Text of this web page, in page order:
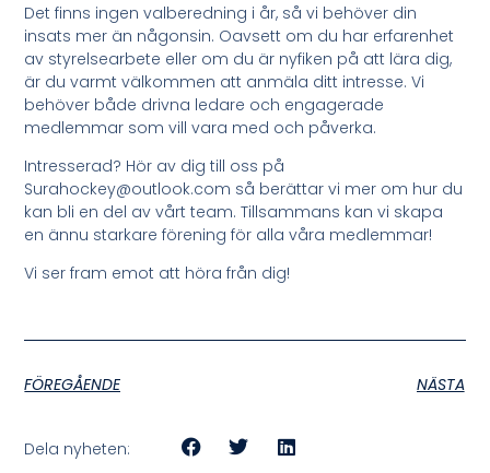
Det finns ingen valberedning i år, så vi behöver din
insats mer än någonsin. Oavsett om du har erfarenhet
av styrelsearbete eller om du är nyfiken på att lära dig,
är du varmt välkommen att anmäla ditt intresse. Vi
behöver både drivna ledare och engagerade
medlemmar som vill vara med och påverka.
Intresserad? Hör av dig till oss på
Surahockey@outlook.com så berättar vi mer om hur du
kan bli en del av vårt team. Tillsammans kan vi skapa
en ännu starkare förening för alla våra medlemmar!
Vi ser fram emot att höra från dig!
FÖREGÅENDE NÄSTA
Dela nyheten: